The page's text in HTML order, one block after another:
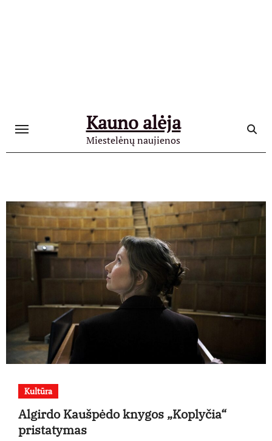
Kauno alėja
Miestelėnų naujienos
Kultūra
Algirdo Kaušpėdo knygos „Koplyčia“
pristatymas